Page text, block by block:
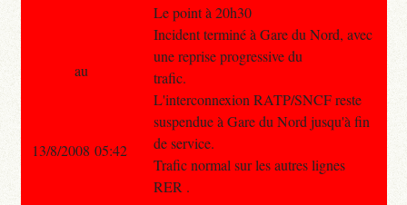
Le point à 20h30
Incident terminé à Gare du Nord, avec
une reprise progressive du
trafic.
L'interconnexion RATP/SNCF reste
suspendue à Gare du Nord jusqu'à fin
de service.
Trafic normal sur les autres lignes
RER .
au
13/8/2008 05:42